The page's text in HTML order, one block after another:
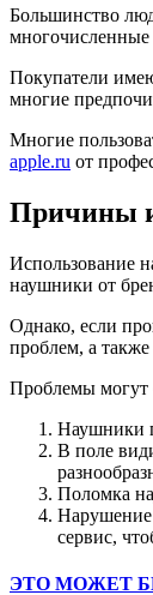
Большинство
многочисленные
Покупатели
многие
Многие
apple.ru от
Причины
Использование
наушники от
Однако, если
проблем, а
Проблемы могут
Наушники
В поле
Поломка
Нарушение
сервис,
ЭТО МОЖЕТ